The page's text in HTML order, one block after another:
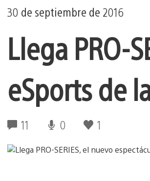
30 de septiembre de 2016
Llega PRO-
eSports de
11 0 1